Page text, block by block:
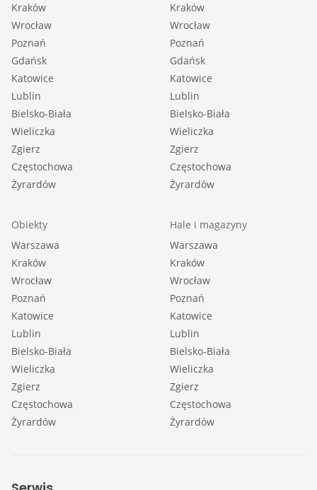
Kraków
Wrocław
Poznań
Gdańsk
Katowice
Lublin
Bielsko-Biała
Wieliczka
Zgierz
Częstochowa
Żyrardów
Kraków
Wrocław
Poznań
Gdańsk
Katowice
Lublin
Bielsko-Biała
Wieliczka
Zgierz
Częstochowa
Żyrardów
Obiekty
Warszawa
Kraków
Wrocław
Poznań
Katowice
Lublin
Bielsko-Biała
Wieliczka
Zgierz
Częstochowa
Żyrardów
Hale i magazyny
Warszawa
Kraków
Wrocław
Poznań
Katowice
Lublin
Bielsko-Biała
Wieliczka
Zgierz
Częstochowa
Żyrardów